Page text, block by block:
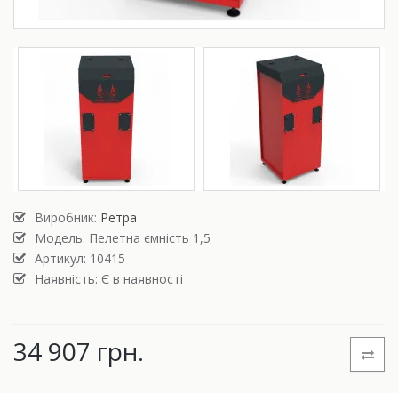
Виробник: Ретра
Модель: Пелетна ємність 1,5
Артикул: 10415
Наявність: Є в наявності
34 907 грн.